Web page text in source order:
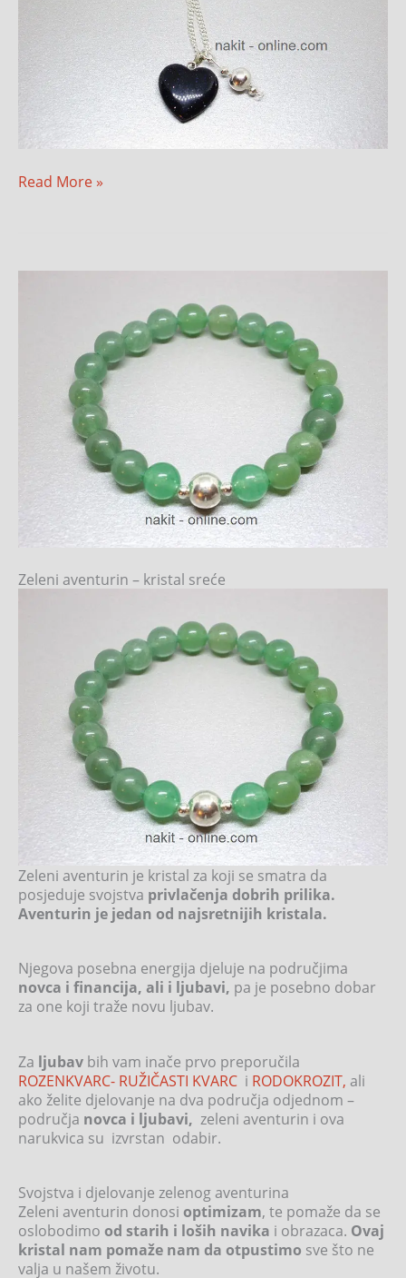
Read More »
Zeleni aventurin – kristal sreće
Zeleni aventurin je kristal za koji se smatra da
posjeduje svojstva privlačenja dobrih prilika.
Aventurin je jedan od najsretnijih kristala.
Njegova posebna energija djeluje na područjima
novca i financija, ali i ljubavi, pa je posebno dobar
za one koji traže novu ljubav.
Za ljubav bih vam inače prvo preporučila
ROZENKVARC- RUŽIČASTI KVARC i RODOKROZIT, ali
ako želite djelovanje na dva područja odjednom –
područja novca i ljubavi, zeleni aventurin i ova
narukvica su izvrstan odabir.
Svojstva i djelovanje zelenog aventurina
Zeleni aventurin donosi optimizam, te pomaže da se
oslobodimo od starih i loših navika i obrazaca. Ovaj
kristal nam pomaže nam da otpustimo sve što ne
valja u našem životu.